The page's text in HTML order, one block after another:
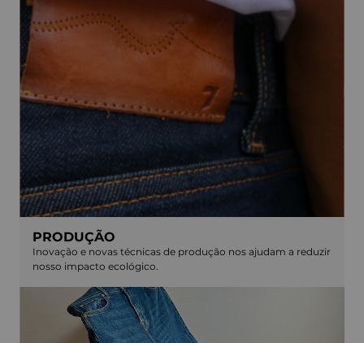
PRODUÇÃO
Inovação e novas técnicas de produção nos ajudam a reduzir
nosso impacto ecológico.